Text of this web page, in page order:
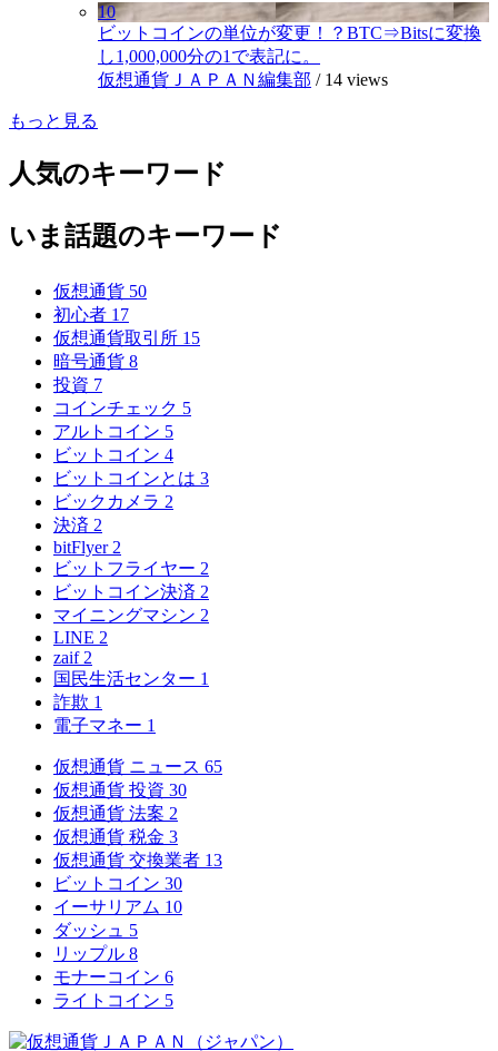
10
ビットコインの単位が変更！？BTC⇒Bitsに変換
し1,000,000分の1で表記に。
仮想通貨ＪＡＰＡＮ編集部 / 14 views
もっと見る
人気のキーワード
いま話題のキーワード
仮想通貨 50
初心者 17
仮想通貨取引所 15
暗号通貨 8
投資 7
コインチェック 5
アルトコイン 5
ビットコイン 4
ビットコインとは 3
ビックカメラ 2
決済 2
bitFlyer 2
ビットフライヤー 2
ビットコイン決済 2
マイニングマシン 2
LINE 2
zaif 2
国民生活センター 1
詐欺 1
電子マネー 1
仮想通貨 ニュース 65
仮想通貨 投資 30
仮想通貨 法案 2
仮想通貨 税金 3
仮想通貨 交換業者 13
ビットコイン 30
イーサリアム 10
ダッシュ 5
リップル 8
モナーコイン 6
ライトコイン 5